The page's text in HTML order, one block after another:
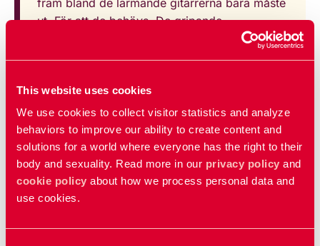
This website uses cookies
We use cookies to collect visitor statistics and analyze
behaviors to improve our ability to create content and
solutions for a world where everyone has the right to their
body and sexuality. Read more in our privacy policy and
cookie policy about how we process personal data and
use cookies.
fram bland de larmande gitarrerna bara måste
ut. För att de behövs. De gripande
berättelserna om klass, utanförskap, psykisk
ohälsa och bultande hjärtan i
rösten för alla som lovat att aldrig någonsin bli
som dem. Över fyra briljanta album – ’Vi är
människorna våra föräldrar varnade oss för’
(2014), via ’Vapen till dom hopplösa’ (2016),
’Klass’ (2019) och fjolårets ’Jehova’ – har
Hurula cementerat sig som en av de viktigaste
artisterna i Sverige och mottagit kärlek från